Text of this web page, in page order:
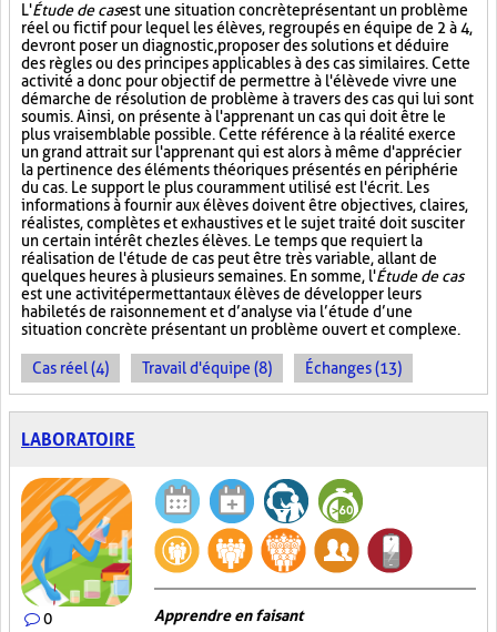
L'Étude de casest une situation concrète présentant un problème
réel ou fictif pour lequel les élèves, regroupés en équipe de 2 à 4,
devront poser un diagnostic, proposer des solutions et déduire
des règles ou des principes applicables à des cas similaires. Cette
activité a donc pour objectif de permettre à l'élève de vivre une
démarche de résolution de problème à travers des cas qui lui sont
soumis. Ainsi, on présente à l'apprenant un cas qui doit être le
plus vraisemblable possible. Cette référence à la réalité exerce
un grand attrait sur l'apprenant qui est alors à même d'apprécier
la pertinence des éléments théoriques présentés en périphérie
du cas. Le support le plus couramment utilisé est l'écrit. Les
informations à fournir aux élèves doivent être objectives, claires,
réalistes, complètes et exhaustives et le sujet traité doit susciter
un certain intérêt chez les élèves. Le temps que requiert la
réalisation de l'étude de cas peut être très variable, allant de
quelques heures à plusieurs semaines. En somme, l'Étude de cas
est une activité permettant aux élèves de développer leurs
habiletés de raisonnement et d’analyse via l’étude d’une
situation concrète présentant un problème ouvert et complexe.
Cas réel (4) Travail d'équipe (8) Échanges (13)
LABORATOIRE
0 Apprendre en faisant